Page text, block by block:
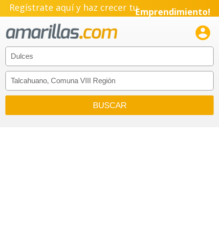
Regístrate aquí y haz crecer tuEmprendimiento!
